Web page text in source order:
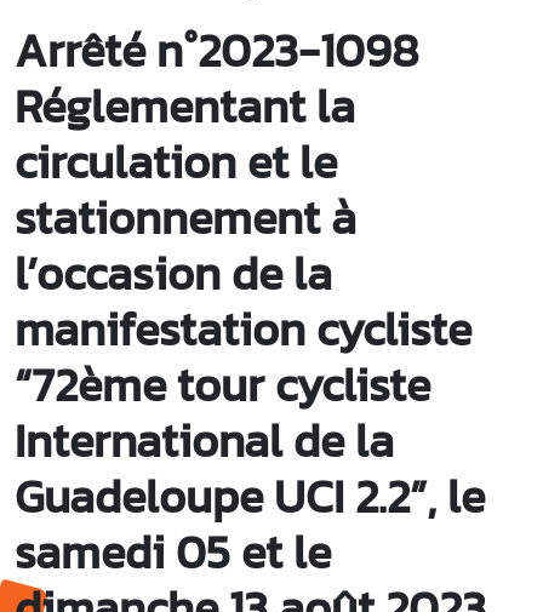
Arrêté n°2023-1098
Réglementant la
circulation et le
stationnement à
l’occasion de la
manifestation cycliste
“72ème tour cycliste
International de la
Guadeloupe UCI 2.2”, le
samedi 05 et le